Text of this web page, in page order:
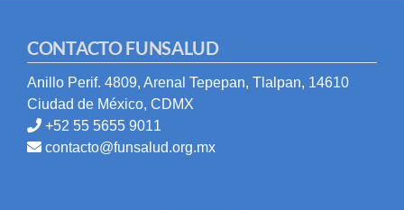
CONTACTO FUNSALUD
Anillo Perif. 4809, Arenal Tepepan, Tlalpan, 14610
Ciudad de México, CDMX
+52 55 5655 9011
contacto@funsalud.org.mx